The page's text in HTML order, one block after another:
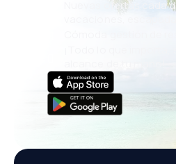
Nuevas ofertas cada
vacaciones,
Cómoda gestión de
¡Todo lo que importa,